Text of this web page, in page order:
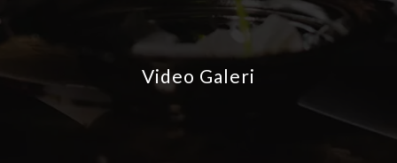
Video Galeri